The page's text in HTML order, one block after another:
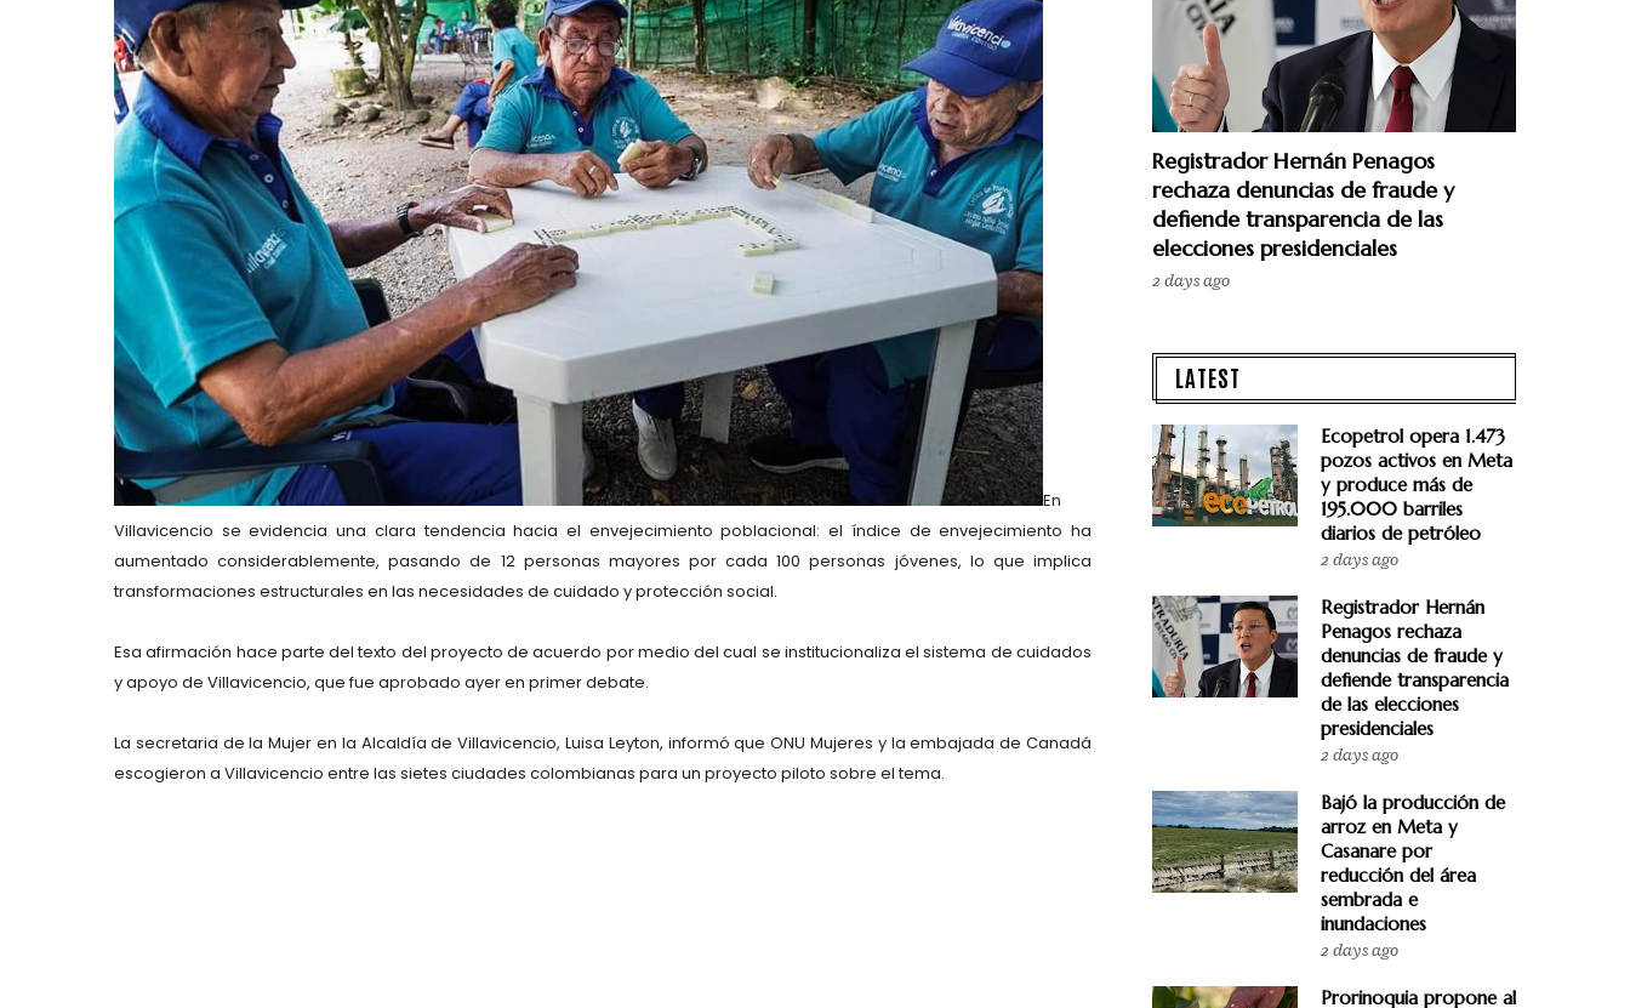
En
Villavicencio se evidencia una clara tendencia hacia el envejecimiento poblacional: el índice de envejecimiento ha
aumentado considerablemente, pasando de 12 personas mayores por cada 100 personas jóvenes, lo que implica
transformaciones estructurales en las necesidades de cuidado y protección social.
Esa afirmación hace parte del texto del proyecto de acuerdo por medio del cual se institucionaliza el sistema de cuidados
y apoyo de Villavicencio, que fue aprobado ayer en primer debate.
La secretaria de la Mujer en la Alcaldía de Villavicencio, Luisa Leyton, informó que ONU Mujeres y la embajada de Canadá
escogieron a Villavicencio entre las sietes ciudades colombianas para un proyecto piloto sobre el tema.
Registrador Hernán Penagos
rechaza denuncias de fraude y
defiende transparencia de las
elecciones presidenciales
2 days ago
LATEST
Ecopetrol opera 1.473
pozos activos en Meta
y produce más de
195.000 barriles
diarios de petróleo
2 days ago
Registrador Hernán
Penagos rechaza
denuncias de fraude y
defiende transparencia
de las elecciones
presidenciales
2 days ago
Bajó la producción de
arroz en Meta y
Casanare por
reducción del área
sembrada e
inundaciones
2 days ago
Prorinoquia propone al